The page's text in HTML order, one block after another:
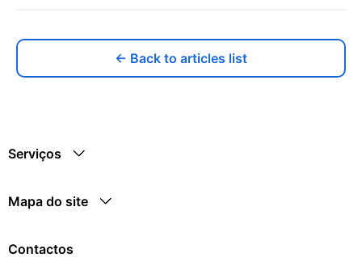
← Back to articles list
Serviços
Mapa do site
Contactos